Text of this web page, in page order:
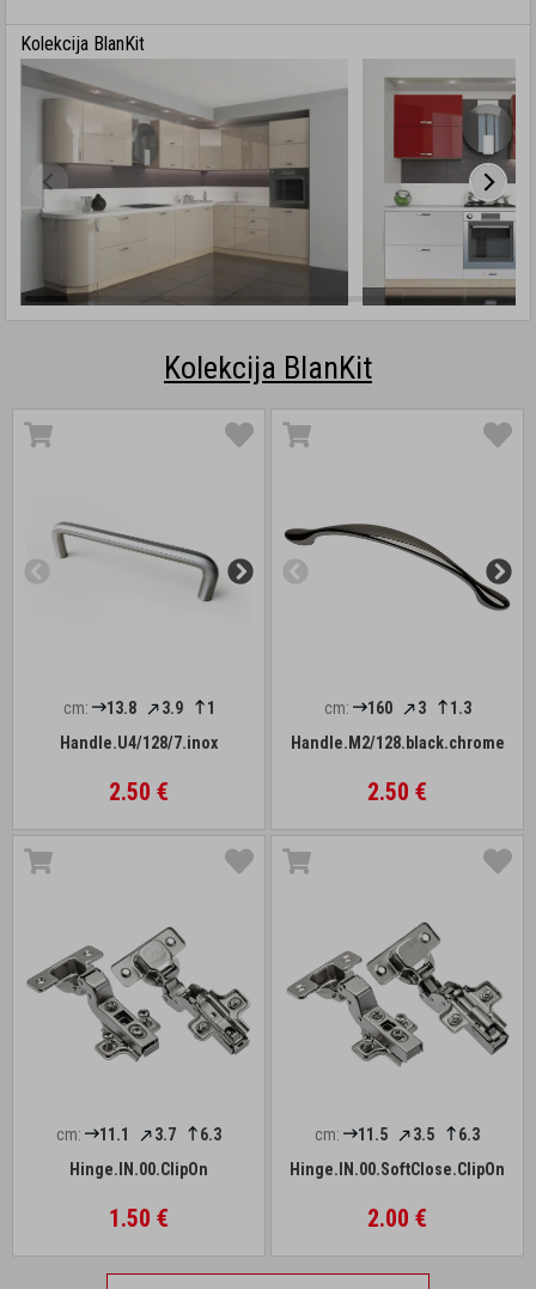
Kolekcija BlanKit
Kolekcija BlanKit
cm: 13.8 3.9
1
Handle.U4/128/7.inox
2.50 €
cm: 160 3
1.3
Handle.M2/128.black.chrome
2.50 €
cm: 11.1 3.7
6.3
Hinge.IN.00.ClipOn
1.50 €
cm: 11.5 3.5
6.3
Hinge.IN.00.SoftClose.ClipOn
2.00 €